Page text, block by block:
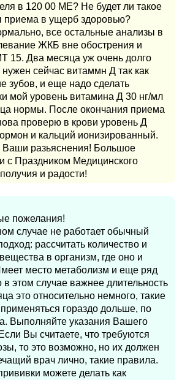
в 120 00 МЕ? Не будет ли такое
приема в ущерб здоровью?
все остальные анализы в
ЖКБ вне обострения и
15. Два месяца уж очень долго
сейчас витаммн Д так как
зубов, и еще надо сделать
мой уровень витамина Д 30 нг/мл
нормы. После окончания приема
проверю в крови уровень Д
и кальций ионизированный.
Ваши разьяснения! Большое
с Праздником Медицинского
и радости!
пожелания!
случае не работает обычный
рассчитать количество и
в организм, где оно и
место метаболизм и еще ряд
в этом случае важнее длительность
это относительно немного, такие
гораздо дольше, по
Выполняйте указания Вашего
Вы считаете, что требуются
то это возможно, но их должен
врач лично, такие правила.
можете делать как